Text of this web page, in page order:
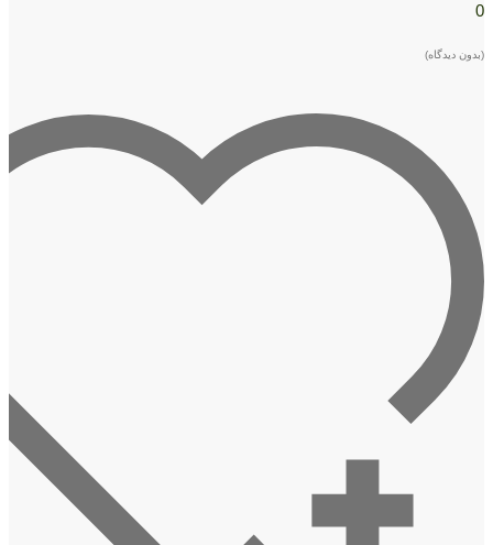
0
(بدون دیدگاه)